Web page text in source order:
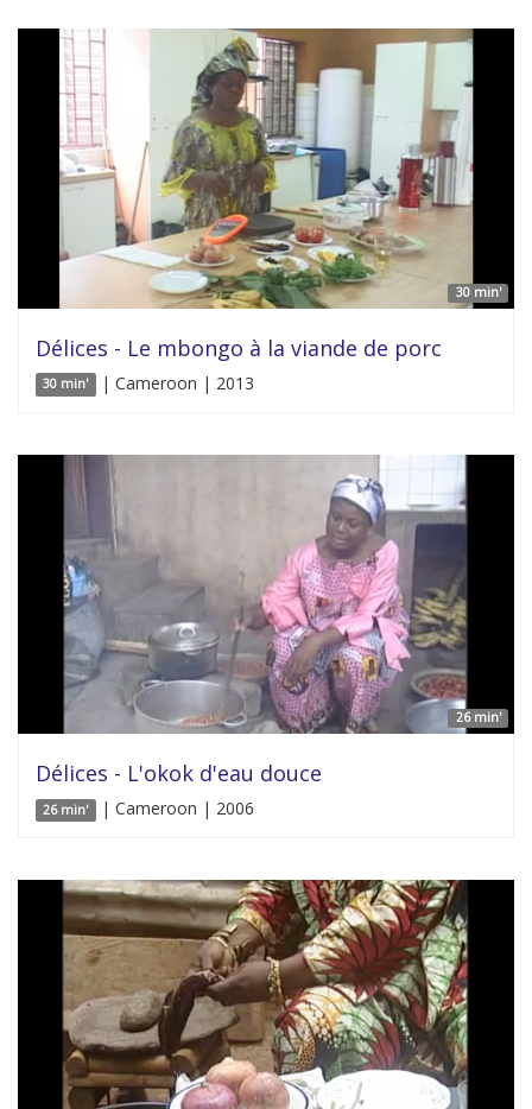
30 min'
Délices - Le mbongo à la viande de porc
30 min' | Cameroon | 2013
26 min'
Délices - L'okok d'eau douce
26 min' | Cameroon | 2006